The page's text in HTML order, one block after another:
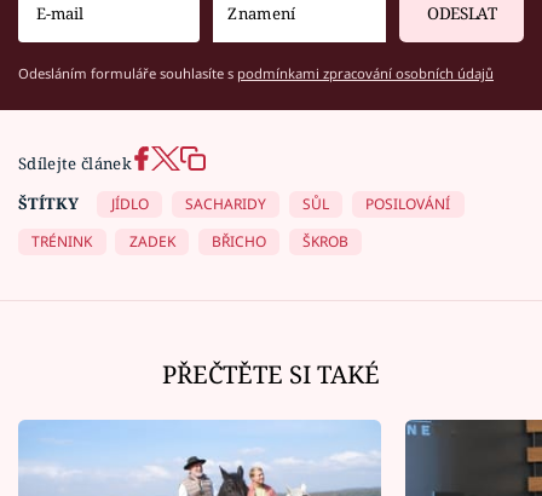
ODESLAT
Odesláním formuláře souhlasíte s podmínkami zpracování osobních údajů
Sdílejte článek
ŠTÍTKY
JÍDLO SACHARIDY SŮL
POSILOVÁNÍ
TRÉNINK
ZADEK BŘICHO ŠKROB
PŘEČTĚTE SI TAKÉ